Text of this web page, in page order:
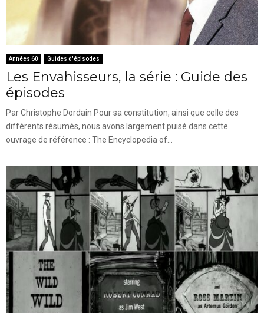
Années 60 Guides d'épisodes
Les Envahisseurs, la série : Guide des
épisodes
Par Christophe Dordain Pour sa constitution, ainsi que celle des
différents résumés, nous avons largement puisé dans cette
ouvrage de référence : The Encyclopedia of...